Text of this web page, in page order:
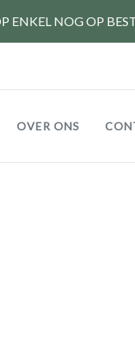
ENKEL NOG OP
OVER ONS